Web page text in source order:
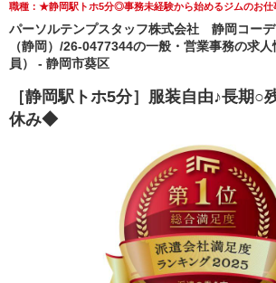
職種：★静岡駅トホ5分◎事務未経験から始めるジムのお仕
パーソルテンプスタッフ株式会社 静岡コー
（静岡）/26-0477344の一般・営業事務の求
員） - 静岡市葵区
［静岡駅トホ5分］服装自由♪長期
休み◆